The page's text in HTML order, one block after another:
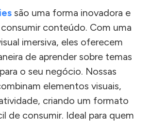
são uma forma inovadora e
conteúdo. Com uma
imersiva, eles oferecem
de aprender sobre temas
o seu negócio. Nossas
elementos visuais,
criando um formato
de consumir. Ideal para quem